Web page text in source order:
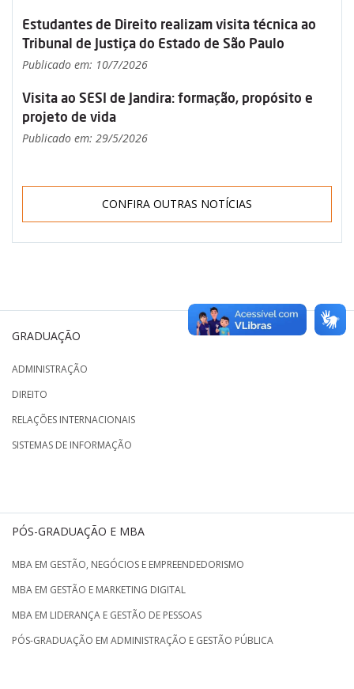
Estudantes de Direito realizam visita técnica ao
Tribunal de Justiça do Estado de São Paulo
Publicado em: 10/7/2026
Visita ao SESI de Jandira: formação, propósito e
projeto de vida
Publicado em: 29/5/2026
CONFIRA OUTRAS NOTÍCIAS
GRADUAÇÃO
ADMINISTRAÇÃO
DIREITO
RELAÇÕES INTERNACIONAIS
SISTEMAS DE INFORMAÇÃO
PÓS-GRADUAÇÃO E MBA
MBA EM GESTÃO, NEGÓCIOS E EMPREENDEDORISMO
MBA EM GESTÃO E MARKETING DIGITAL
MBA EM LIDERANÇA E GESTÃO DE PESSOAS
PÓS-GRADUAÇÃO EM ADMINISTRAÇÃO E GESTÃO PÚBLICA